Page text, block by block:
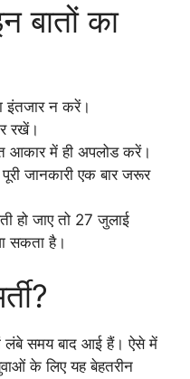
बातों का
इंतजार न करें।
रखें।
आकार में ही अपलोड करें।
जानकारी एक बार जरूर
हो जाए तो 27 जुलाई
सकता है।
लंबे समय बाद आई हैं। ऐसे में
के लिए यह बेहतरीन